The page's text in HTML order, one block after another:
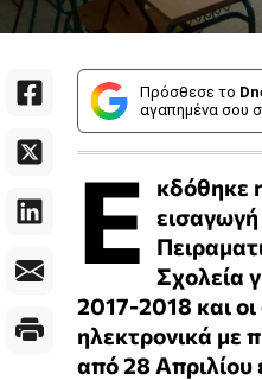
Πρόσθεσε το
αγαπημένα σου
Ε
κδόθηκε
Σχολεία
2017-2018 και οι
ηλεκτρονικά με
από 28 Απριλίου